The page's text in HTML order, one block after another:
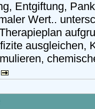
Entgiftung,
Wert..
ausgleichen,